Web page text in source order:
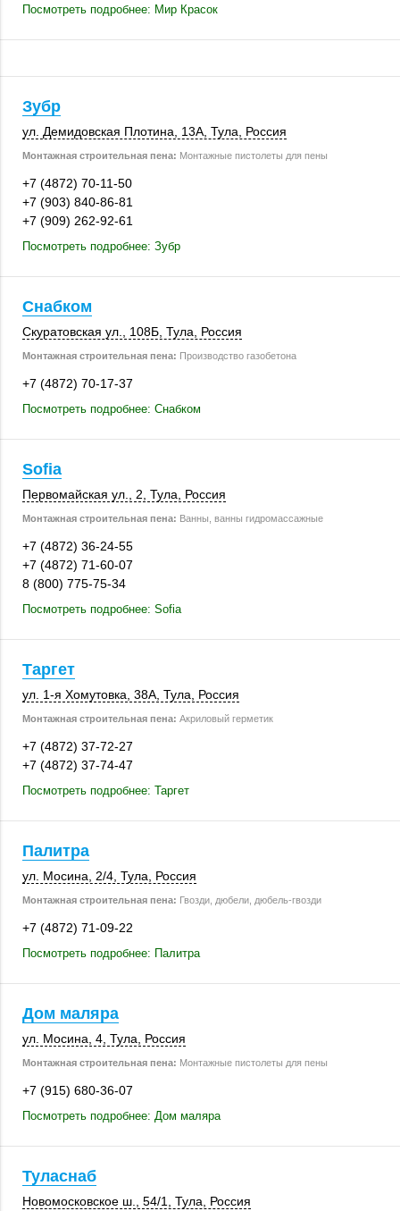
Посмотреть подробнее: Мир Красок
Зубр
ул. Демидовская Плотина, 13А Тула Россия
Монтажная строительная пена: Монтажные пистолеты для пены
+7 (4872) 70-11-50
+7 (903) 840-86-81
+7 (909) 262-92-61
Посмотреть подробнее: Зубр
Снабком
Скуратовская ул. 108Б Тула Россия
Монтажная строительная пена: Производство газобетона
+7 (4872) 70-17-37
Посмотреть подробнее: Снабком
Sofia
Первомайская ул., 2 Тула Россия
Монтажная строительная пена: Ванны, ванны гидромассажные
+7 (4872) 36-24-55
+7 (4872) 71-60-07
8 (800) 775-75-34
Посмотреть подробнее: Sofia
Таргет
ул. 1-я Хомутовка 38А Тула Россия
Монтажная строительная пена: Акриловый герметик
+7 (4872) 37-72-27
+7 (4872) 37-74-47
Посмотреть подробнее: Таргет
Палитра
ул. Мосина 2/4 Тула Россия
Монтажная строительная пена: Гвозди, дюбели, дюбель-гвозди
+7 (4872) 71-09-22
Посмотреть подробнее: Палитра
Дом маляра
ул. Мосина, 4 Тула Россия
Монтажная строительная пена: Монтажные пистолеты для пены
+7 (915) 680-36-07
Посмотреть подробнее: Дом маляра
Туласнаб
Новомосковское ш. 54/1 Тула Россия